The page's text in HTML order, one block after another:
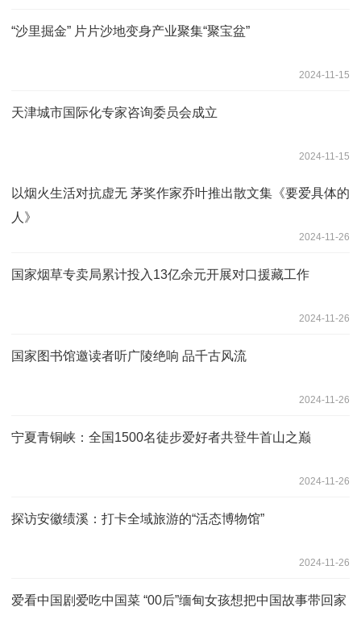
“沙里掘金” 片片沙地变身产业聚集“聚宝盆”
2024-11-15
天津城市国际化专家咨询委员会成立
2024-11-15
以烟火生活对抗虚无 茅奖作家乔叶推出散文集《要爱具体的
人》
2024-11-26
国家烟草专卖局累计投入13亿余元开展对口援藏工作
2024-11-26
国家图书馆邀读者听广陵绝响 品千古风流
2024-11-26
宁夏青铜峡：全国1500名徒步爱好者共登牛首山之巅
2024-11-26
探访安徽绩溪：打卡全域旅游的“活态博物馆”
2024-11-26
爱看中国剧爱吃中国菜 “00后”缅甸女孩想把中国故事带回家